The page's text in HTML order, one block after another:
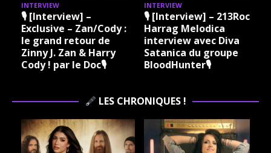
INTERVIEW
🎙 [Interview] –
Exclusive – Zan/Cody :
le grand retour de
Zinny J. Zan & Harry
Cody ! par le Doc🎙
INTERVIEW
🎙 [Interview] – 213Rock
Harrag Melodica
interview avec Diva
Satanica du groupe
BloodHunter🎙
LES CHRONIQUES !